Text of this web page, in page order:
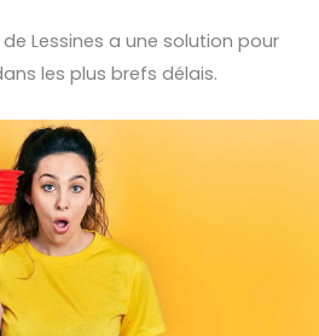
Lessines a une solution pour
les plus brefs délais.